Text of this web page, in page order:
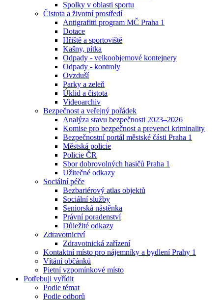
Spolky v oblasti sportu
Čistota a životní prostředí
Antigrafitti program MČ Praha 1
Dotace
Hřiště a sportoviště
Kašny, pítka
Odpady - velkoobjemové kontejnery
Odpady - kontroly
Ovzduší
Parky a zeleň
Úklid a čistota
Videoarchiv
Bezpečnost a veřejný pořádek
Analýza stavu bezpečnosti 2023–2026
Komise pro bezpečnost a prevenci kriminality
Bezpečnostní portál městské části Praha 1
Městská policie
Policie ČR
Sbor dobrovolných hasičů Praha 1
Užitečné odkazy
Sociální péče
Bezbariérový atlas objektů
Sociální služby
Seniorská nástěnka
Právní poradenství
Důležité odkazy
Zdravotnictví
Zdravotnická zařízení
Kontaktní místo pro nájemníky a bydlení Prahy 1
Vítání občánků
Pietní vzpomínkové místo
Potřebuji vyřídit
Podle témat
Podle odborů